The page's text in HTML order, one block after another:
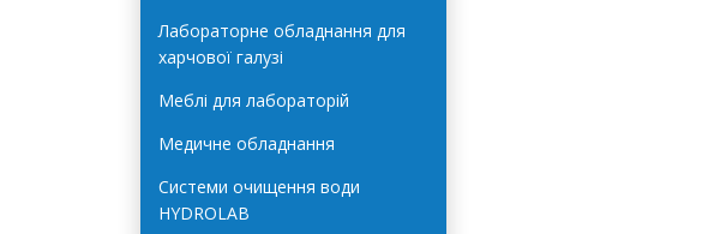
Контрольно-вимірювальні
прилади
Лабораторне обладнання для
харчової галузі
Меблі для лабораторій
Медичне обладнання